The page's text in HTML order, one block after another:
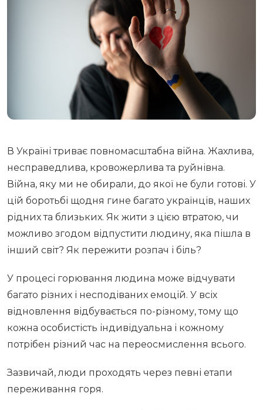
В Україні триває повномасштабна війна. Жахлива,
несправедлива, кровожерлива та руйнівна.
Війна, яку ми не обирали, до якої не були готові. У
цій боротьбі щодня гине багато українців, наших
рідних та близьких. Як жити з цією втратою, чи
можливо згодом відпустити людину, яка пішла в
інший світ? Як пережити розпач і біль?
У процесі горювання людина може відчувати
багато різних і несподіваних емоцій. У всіх
відновлення відбувається по-різному, тому що
кожна особистість індивідуальна і кожному
потрібен різний час на переосмислення всього.
Зазвичай, люди проходять через певні етапи
переживання горя.